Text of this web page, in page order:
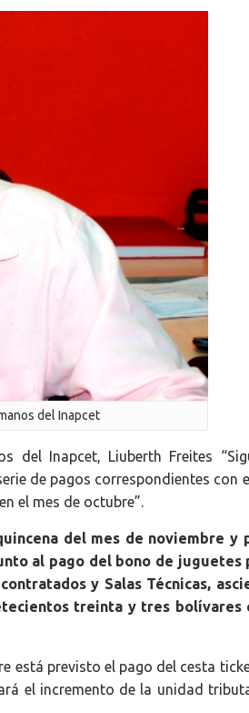
del Inapcet
Inapcet, Liuberth Freites
de pagos correspondientes con
el mes de octubre”.
del mes de noviembre y
al pago del bono de juguetes
y Salas Técnicas,
treinta y tres bolívares
está previsto el pago del cesta
el incremento de la unidad